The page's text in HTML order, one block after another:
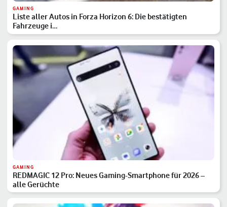
GAMING
Liste aller Autos in Forza Horizon 6: Die bestätigten
Fahrzeuge i…
GAMING
REDMAGIC 12 Pro: Neues Gaming-Smartphone für 2026 –
alle Gerüchte